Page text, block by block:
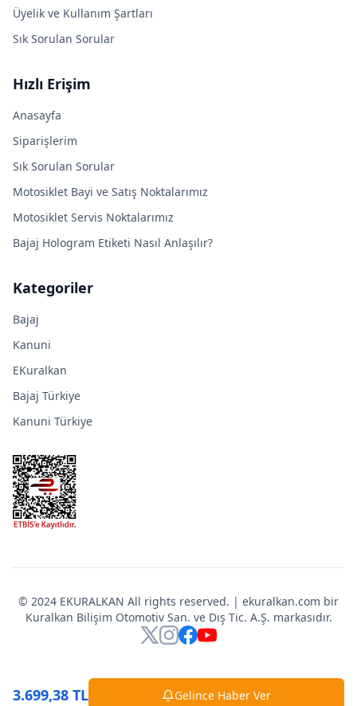
3.699,38 TL Gelince Haber Ver
Üyelik ve Kullanım Şartları
Sık Sorulan Sorular
Hızlı Erişim
Anasayfa
Siparişlerim
Sık Sorulan Sorular
Motosiklet Bayi ve Satış Noktalarımız
Motosiklet Servis Noktalarımız
Bajaj Hologram Etiketi Nasıl Anlaşılır?
Kategoriler
Bajaj
Kanuni
EKuralkan
Bajaj Türkiye
Kanuni Türkiye
© 2024 EKURALKAN All rights reserved. | ekuralkan.com bir
Kuralkan Bilişim Otomotiv San. ve Dış Tic. A.Ş. markasıdır.